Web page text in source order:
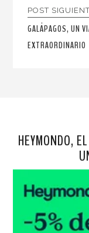
POST
GALÁPAGOS, UN
EXTRAORDINARIO
HEYMONDO,